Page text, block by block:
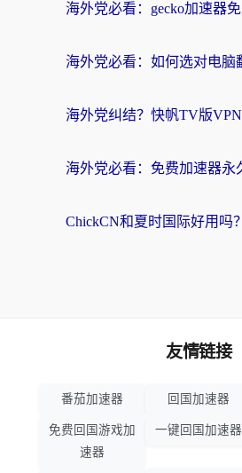
友情链接
番茄加速器 回国加速器
免费回国游戏加
速器
一键回国加速器